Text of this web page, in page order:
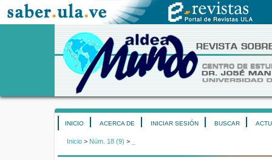
INICIO ACERCA DE INICIAR SESIÓN BUSCAR
Inicio > Núm. 18 (9) >